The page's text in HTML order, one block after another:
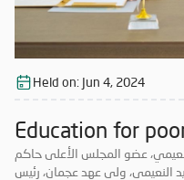
Held on: Jun 4, 2024
Education for
عضو المجلس الأعلى حاكم
النعيمي، ولي عهد عجمان، رئيس